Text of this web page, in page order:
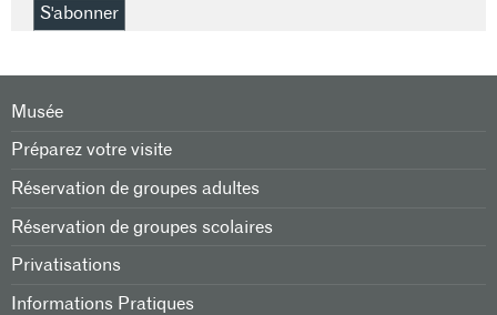
S'abonner
Musée
Préparez votre visite
Réservation de groupes adultes
Réservation de groupes scolaires
Privatisations
Informations Pratiques